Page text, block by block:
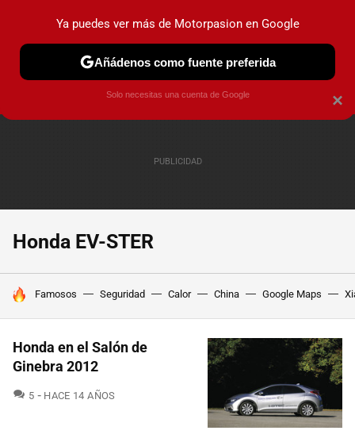
PRUEBAS COCHES ELÉCTRICOS OBSERVATORIO
Honda EV-STER
HOY SE HABLA DE
Famosos Seguridad Calor China Google Maps
Honda en el Salón de
Ginebra 2012
5 COMENTARIOS
HACE 14 AÑOS
×
Ya puedes ver más de Motorpasion en Google
Añádenos como fuente preferida
Solo necesitas una cuenta de Google